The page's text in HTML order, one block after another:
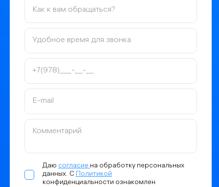
Даю согласие на обработку персональных
данных. С Политикой
конфиденциальности ознакомлен